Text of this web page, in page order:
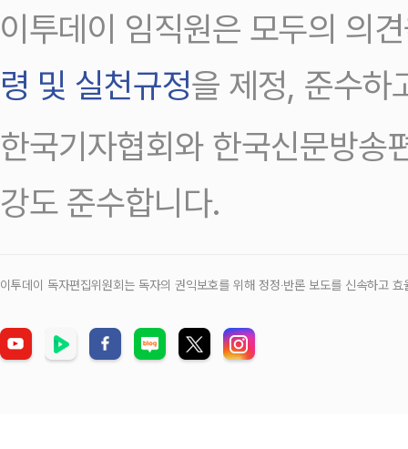
이투데이 임직원은 모두의 의
령 및 실천규정을 제정, 준수하
한국기자협회와 한국신문방송
강도 준수합니다.
이투데이 독자편집위원회는 독자의 권익보호를 위해 정정‧반론 보도를 신속하고